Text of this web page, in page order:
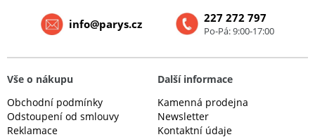
227 272 797
Po-Pá: 9:00-17:00
info@parys.cz
Vše o nákupu
Obchodní podmínky
Odstoupení od smlouvy
Reklamace
Další informace
Kamenná prodejna
Newsletter
Kontaktní údaje